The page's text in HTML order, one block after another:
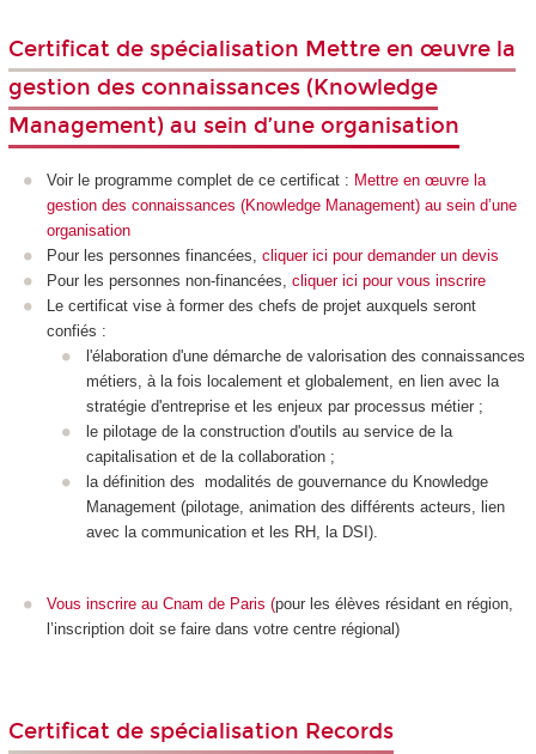
Certificat de spécialisation Mettre en œuvre la
gestion des connaissances (Knowledge
Management) au sein d’une organisation
Voir le programme complet de ce certificat : Mettre en œuvre la
gestion des connaissances (Knowledge Management) au sein d’une
organisation
Pour les personnes financées, cliquer ici pour demander un devis
Pour les personnes non-financées, cliquer ici pour vous inscrire
Le certificat vise à former des chefs de projet auxquels seront
confiés :
l'élaboration d'une démarche de valorisation des connaissances
métiers, à la fois localement et globalement, en lien avec la
stratégie d'entreprise et les enjeux par processus métier ;
le pilotage de la construction d'outils au service de la
capitalisation et de la collaboration ;
la définition des modalités de gouvernance du Knowledge
Management (pilotage, animation des différents acteurs, lien
avec la communication et les RH, la DSI).
Vous inscrire au Cnam de Paris (pour les élèves résidant en région,
l’inscription doit se faire dans votre centre régional)
Certificat de spécialisation Records